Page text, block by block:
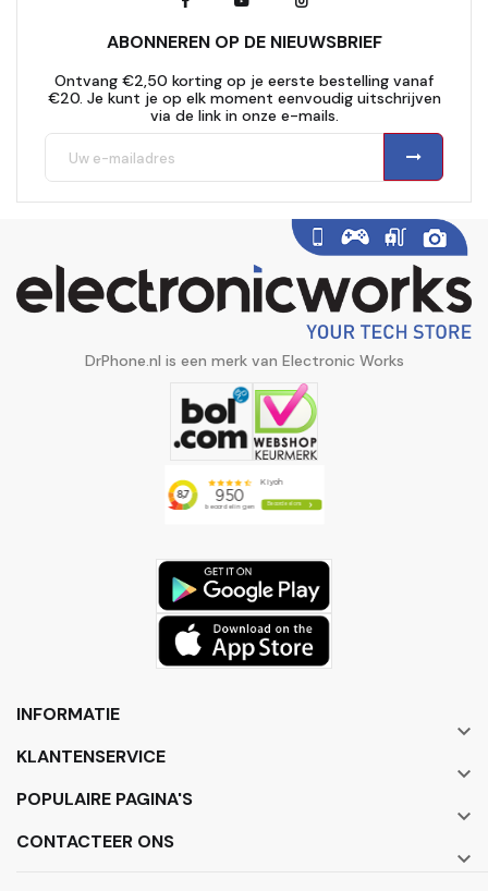
ABONNEREN OP DE NIEUWSBRIEF
Ontvang €2,50 korting op je eerste bestelling vanaf
€20. Je kunt je op elk moment eenvoudig uitschrijven
via de link in onze e-mails.
DrPhone.nl is een merk van Electronic Works
INFORMATIE

KLANTENSERVICE

POPULAIRE PAGINA'S

CONTACTEER ONS
